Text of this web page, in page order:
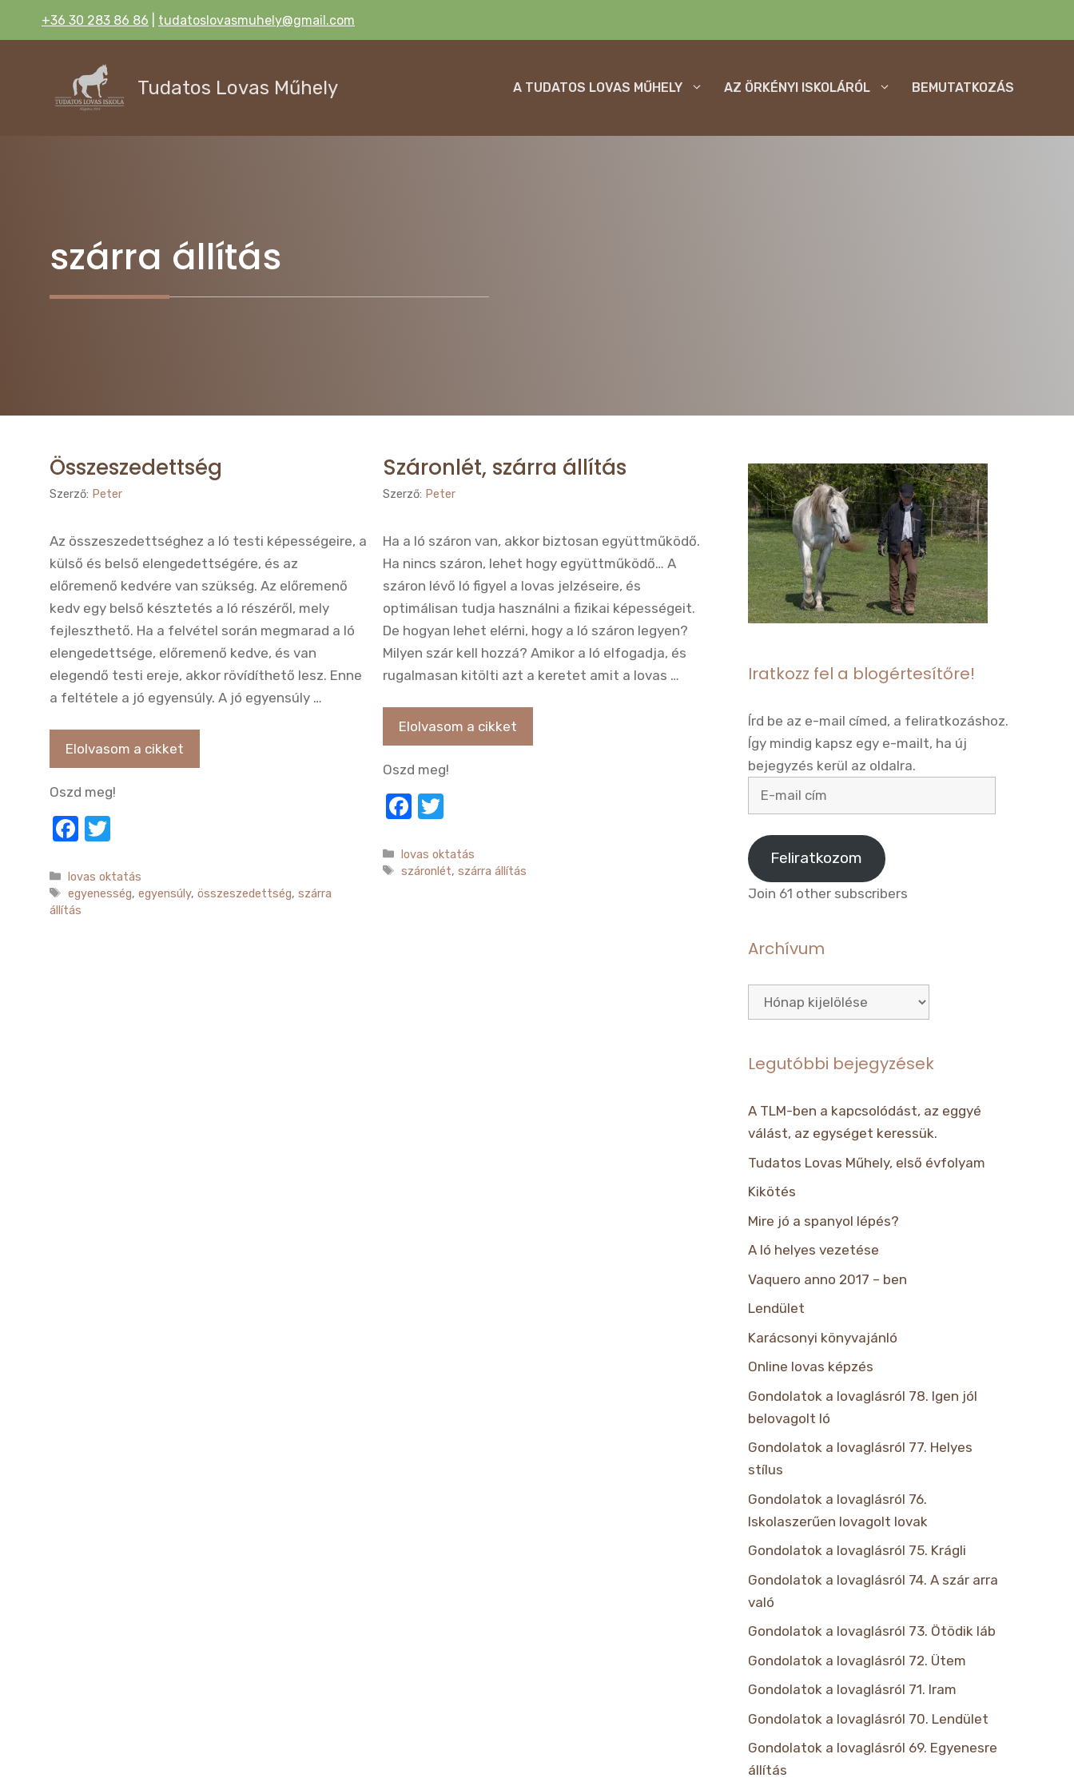
+36 30 283 86 86 tudatoslovasmuhely@gmail.com
Tudatos Lovas Műhely A TUDATOS LOVAS MŰHELY AZ ÖRKÉNYI ISKOLÁRÓL BEMUTATKOZÁS
szárra állítás
Összeszedettség
Szerző: Peter
Az összeszedettséghez a ló testi képességeire, a
külső és belső elengedettségére, és az
előremenő kedvére van szükség. Az előremenő
kedv egy belső késztetés a ló részéről, mely
fejleszthető. Ha a felvétel során megmarad a ló
elengedettsége, előremenő kedve, és van
elegendő testi ereje, akkor rövídíthető lesz. Enne
a feltétele a jó egyensúly. A jó egyensúly …
Elolvasom a cikket
Oszd meg!
F
c
e
it
te
Kategória
lovas oktatás
Címkék
egyenesség,egyensúly,összeszedettség,szárra
állítás
Száronlét, szárra állítás
Szerző: Peter
Ha a ló száron van, akkor biztosan együttműködő.
Ha nincs száron, lehet hogy együttműködő… A
száron lévő ló figyel a lovas jelzéseire, és
optimálisan tudja használni a fizikai képességeit.
De hogyan lehet elérni, hogy a ló száron legyen?
Milyen szár kell hozzá? Amikor a ló elfogadja, és
rugalmasan kitölti azt a keretet amit a lovas …
Elolvasom a cikket
Oszd meg!
F
c
e
it
te
Kategória
lovas oktatás
Címkék
száronlét,szárra állítás
Iratkozz fel a blogértesítőre!
Írd be az e-mail címed, a feliratkozáshoz.
Így mindig kapsz egy e-mailt, ha új
bejegyzés kerül az oldalra.
mail
cím
Feliratkozom
Join 61 other subscribers
Archívum
Archívum
Legutóbbi bejegyzések
A TLM-ben a kapcsolódást, az eggyé
válást, az egységet keressük.
Tudatos Lovas Műhely, első évfolyam
Kikötés
Mire jó a spanyol lépés?
A ló helyes vezetése
Vaquero anno 2017 – ben
Lendület
Karácsonyi könyvajánló
Online lovas képzés
Gondolatok a lovaglásról 78. Igen jól
belovagolt ló
Gondolatok a lovaglásról 77. Helyes
stílus
Gondolatok a lovaglásról 76.
Iskolaszerűen lovagolt lovak
Gondolatok a lovaglásról 75. Krágli
Gondolatok a lovaglásról 74. A szár arra
való
Gondolatok a lovaglásról 73. Ötödik láb
Gondolatok a lovaglásról 72. Ütem
Gondolatok a lovaglásról 71. Iram
Gondolatok a lovaglásról 70. Lendület
Gondolatok a lovaglásról 69. Egyenesre
állítás